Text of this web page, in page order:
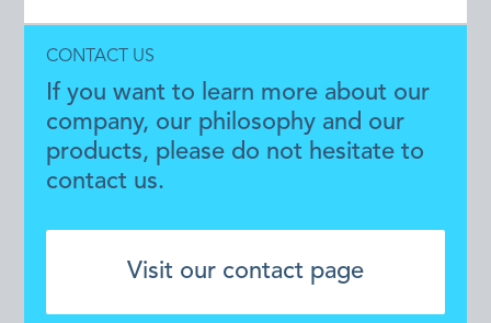
CONTACT US
If you want to learn more about our
company, our philosophy and our
products, please do not hesitate to
contact us.
Visit our contact page